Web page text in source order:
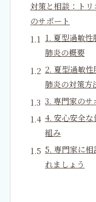
対策と相談：ト
のサポート
1. 夏型過敏
肺炎の概要
2. 夏型過敏
肺炎の対策方
3. 専門家の
4. 安心安全な
組み
5. 専門家に
れましょう